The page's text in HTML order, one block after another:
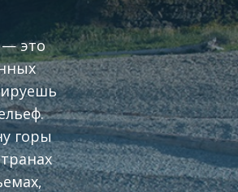
— это
горы